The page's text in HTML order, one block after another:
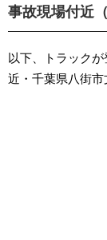
事故現場付近
以下、トラック
近・千葉県八街市